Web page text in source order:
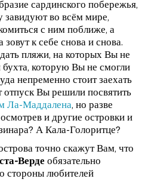
сардинского побережья,
завидуют во всём мире,
с ним поближе, а
зовут к себе снова и снова.
пляжи, на которых Вы не
бухта, которую Вы не смогли
непременно стоит заехать
Вы решили посвятить
Ла-Маддалена, но разве
и другие островки и
А Кала-Голоритце?
точно скажут Вам, что
Верде обязательно
стороны любителей